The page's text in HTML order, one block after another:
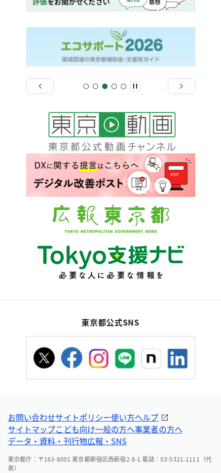
東京都公式SNS
お問い合わせサイトポリシー使い方ヘルプ
サイトマップこども向け一般の方へ事業者の方へ
データ・資料・刊行物広報・SNS
東京都庁：〒163-8001 東京都新宿区西新宿2-8-1 電話：03-5321-1111（代
表）